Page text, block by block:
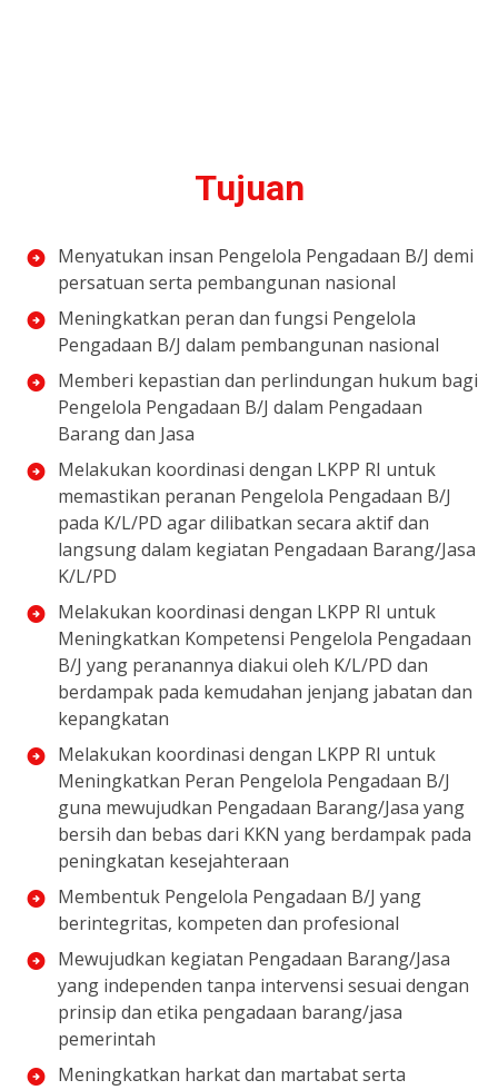
Tujuan
Menyatukan insan Pengelola Pengadaan B/J demi
persatuan serta pembangunan nasional
Meningkatkan peran dan fungsi Pengelola
Pengadaan B/J dalam pembangunan nasional
Memberi kepastian dan perlindungan hukum bagi
Pengelola Pengadaan B/J dalam Pengadaan
Barang dan Jasa
Melakukan koordinasi dengan LKPP RI untuk
memastikan peranan Pengelola Pengadaan B/J
pada K/L/PD agar dilibatkan secara aktif dan
langsung dalam kegiatan Pengadaan Barang/Jasa
K/L/PD
Melakukan koordinasi dengan LKPP RI untuk
Meningkatkan Kompetensi Pengelola Pengadaan
B/J yang peranannya diakui oleh K/L/PD dan
berdampak pada kemudahan jenjang jabatan dan
kepangkatan
Melakukan koordinasi dengan LKPP RI untuk
Meningkatkan Peran Pengelola Pengadaan B/J
guna mewujudkan Pengadaan Barang/Jasa yang
bersih dan bebas dari KKN yang berdampak pada
peningkatan kesejahteraan
Membentuk Pengelola Pengadaan B/J yang
berintegritas, kompeten dan profesional
Mewujudkan kegiatan Pengadaan Barang/Jasa
yang independen tanpa intervensi sesuai dengan
prinsip dan etika pengadaan barang/jasa
pemerintah
Meningkatkan harkat dan martabat serta